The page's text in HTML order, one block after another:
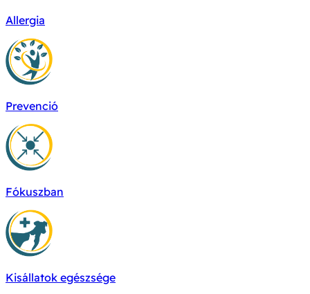
Allergia
Prevenció
Fókuszban
Kisállatok egészsége